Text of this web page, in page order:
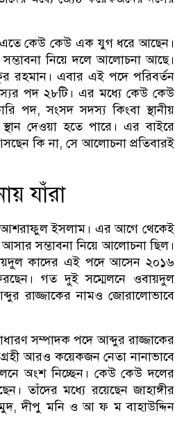
এতে কেউ কেউ এক যুগ ধরে আছেন।
নিয়ে দলে আলোচনা আছে।
রহমান। এবার এই পদে পরিবর্তন
পদ ২৮টি। এর মধ্যে কেউ কেউ
পদ, সংসদ সদস্য কিংবা স্থানীয়
দেওয়া হতে পারে। এর বাইরে
কি না, সে আলোচনা প্রতিবারই
যাঁরা
আশরাফুল ইসলাম। এর আগে থেকেই
সম্ভাবনা নিয়ে আলোচনা ছিল।
কাদের এই পদে আসেন ২০১৬
গত দুই সম্মেলনে ওবায়দুল
রাজ্জাকের নামও জোরালোভাবে
সম্পাদক পদে আব্দুর রাজ্জাকের
আরও কয়েকজন নেতা নানাভাবে
অংশ নিচ্ছেন। কেউ কেউ দলের
তাঁদের মধ্যে রয়েছেন জাহাঙ্গীর
দীপু মনি ও আ ফ ম বাহাউদ্দিন